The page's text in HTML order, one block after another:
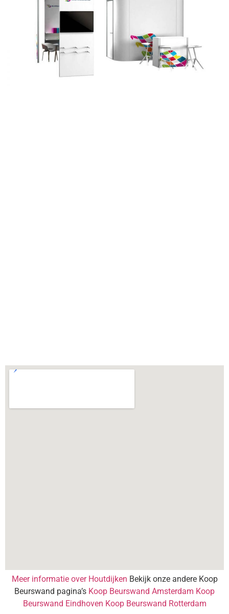
Meer informatie over Houtdijken Bekijk onze andere Koop
Beurswand pagina’s Koop Beurswand Amsterdam Koop
Beurswand Eindhoven Koop Beurswand Rotterdam